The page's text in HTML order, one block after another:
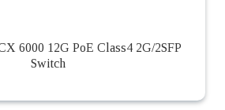
6000 12G PoE Class4 2G/2SFP
Switch